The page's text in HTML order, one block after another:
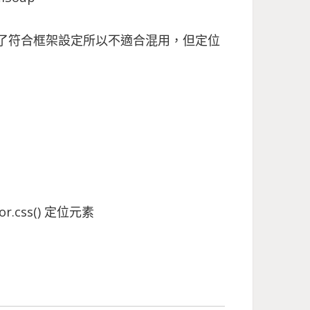
合框架設定所以不適合混用，但定位
定位元素